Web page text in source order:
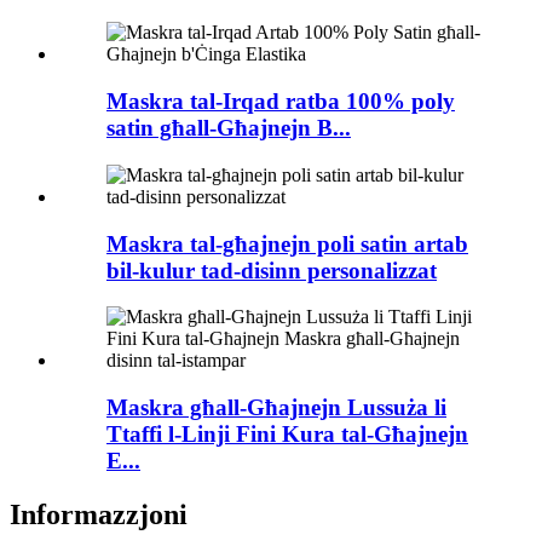
Maskra tal-Irqad ratba 100% poly
satin għall-Għajnejn B...
Maskra tal-għajnejn poli satin artab
bil-kulur tad-disinn personalizzat
Maskra għall-Għajnejn Lussuża li
Ttaffi l-Linji Fini Kura tal-Għajnejn
E...
Informazzjoni